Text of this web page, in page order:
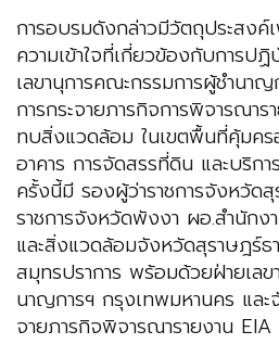
การอบรมดังกล่าวมีวัตถุประสงค์
ความเข้าใจที่เกี่ยวข้องกับการปฏิ
เลขานุการคณะกรรมการผู้ชำนา
การกระจายภารกิจการพิจารณาร
ทบสิ่งแวดล้อม ในเขตพื้นที่คุ้มค
อาคาร การจัดสรรที่ดิน และบริก
ครั้งนี้มี รองผู้ว่าราชการจังหวัด
ราชการจังหวัดพังงา ผอ.สำนักง
และสิ่งแวดล้อมจังหวัดสุราษฎร์
สมุทรปราการ พร้อมด้วยฝ่ายเล
นาญการฯ กรุงเทพมหานคร และ
จายภารกิจพิจารณารายงาน